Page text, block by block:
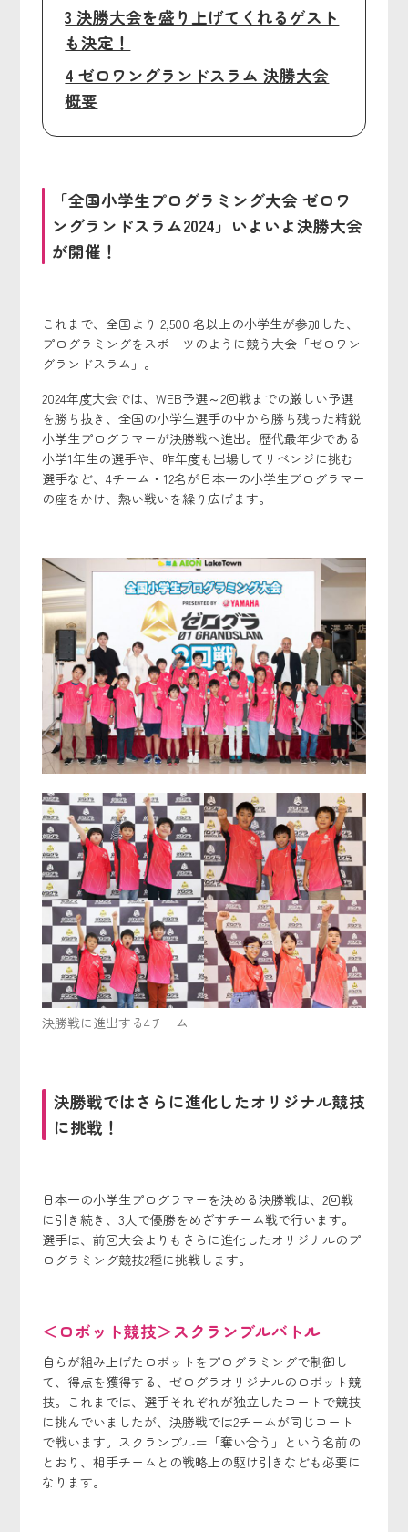
3 決勝大会を盛り上げてくれるゲスト
も決定！
4 ゼロワングランドスラム 決勝大会
概要
「全国小学生プログラミング大会 ゼロワ
ングランドスラム2024」いよいよ決勝大会
が開催！
これまで、全国より 2,500 名以上の小学生が参加した、
プログラミングをスポーツのように競う大会「ゼロワン
グランドスラム」。
2024年度大会では、WEB予選～2回戦までの厳しい予選
を勝ち抜き、全国の小学生選手の中から勝ち残った精鋭
小学生プログラマーが決勝戦へ進出。歴代最年少である
小学1年生の選手や、昨年度も出場してリベンジに挑む
選手など、4チーム・12名が日本一の小学生プログラマー
の座をかけ、熱い戦いを繰り広げます。
決勝戦に進出する4チーム
決勝戦ではさらに進化したオリジナル競技
に挑戦！
日本一の小学生プログラマーを決める決勝戦は、2回戦
に引き続き、3人で優勝をめざすチーム戦で行います。
選手は、前回大会よりもさらに進化したオリジナルのプ
ログラミング競技2種に挑戦します。
＜ロボット競技＞スクランブルバトル
自らが組み上げたロボットをプログラミングで制御し
て、得点を獲得する、ゼログラオリジナルのロボット競
技。これまでは、選手それぞれが独立したコートで競技
に挑んでいましたが、決勝戦では2チームが同じコート
で戦います。スクランブル＝「奪い合う」という名前の
とおり、相手チームとの戦略上の駆け引きなども必要に
なります。